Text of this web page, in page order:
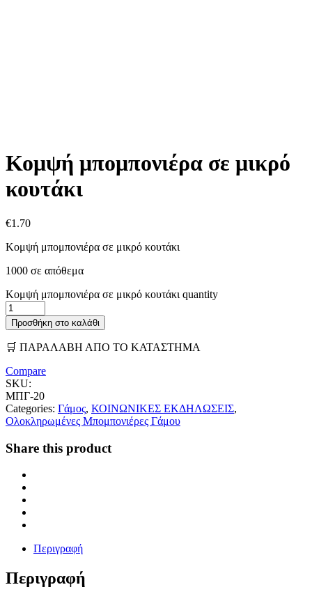
Κομψή μπομπονιέρα σε μικρό
κουτάκι
€1.70
Κομψή μπομπονιέρα σε μικρό κουτάκι
1000 σε απόθεμα
Κομψή μπομπονιέρα σε μικρό κουτάκι quantity
Προσθήκη στο καλάθι
🛒 ΠΑΡΑΛΑΒΗ ΑΠΟ ΤΟ ΚΑΤΑΣΤΗΜΑ
Compare
SKU:
ΜΠΓ-20
Categories: Γάμος, ΚΟΙΝΩΝΙΚΕΣ ΕΚΔΗΛΩΣΕΙΣ,
Ολοκληρωμένες Μπομπονιέρες Γάμου
Share this product
Περιγραφή
Περιγραφή